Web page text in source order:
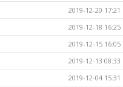
2019-12-20 17:21
2019-12-18 16:25
2019-12-15 16:05
2019-12-13 08:33
2019-12-04 15:31